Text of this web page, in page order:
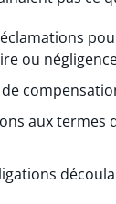
ou
compensation
aux termes